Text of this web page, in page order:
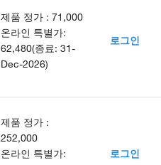
제품 정가 : 71,000
온라인 특별가:
62,480(종료: 31-
Dec-2026)
로그인
제품 정가 :
252,000
온라인 특별가:
로그인